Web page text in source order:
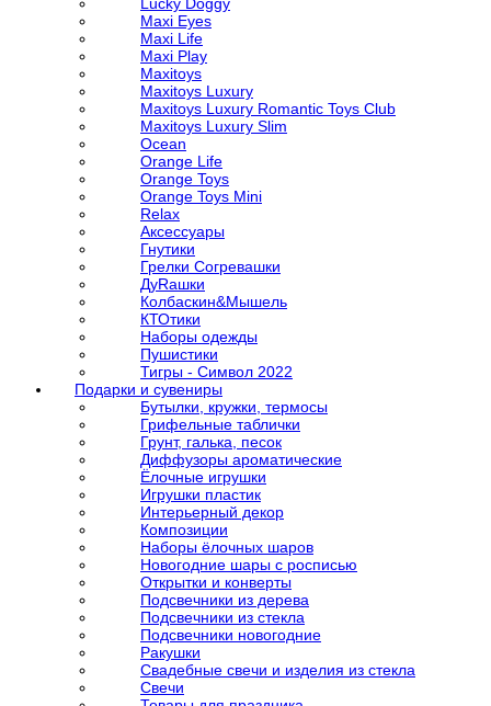
Lucky Doggy
Maxi Eyes
Maxi Life
Maxi Play
Maxitoys
Maxitoys Luxury
Maxitoys Luxury Romantic Toys Club
Maxitoys Luxury Slim
Ocean
Orange Life
Orange Toys
Orange Toys Mini
Relax
Аксессуары
Гнутики
Грелки Согревашки
ДуRашки
Колбаскин&Мышель
КТОтики
Наборы одежды
Пушистики
Тигры - Символ 2022
Подарки и сувениры
Бутылки, кружки, термосы
Грифельные таблички
Грунт, галька, песок
Диффузоры ароматические
Ёлочные игрушки
Игрушки пластик
Интерьерный декор
Композиции
Наборы ёлочных шаров
Новогодние шары с росписью
Открытки и конверты
Подсвечники из дерева
Подсвечники из стекла
Подсвечники новогодние
Ракушки
Свадебные свечи и изделия из стекла
Свечи